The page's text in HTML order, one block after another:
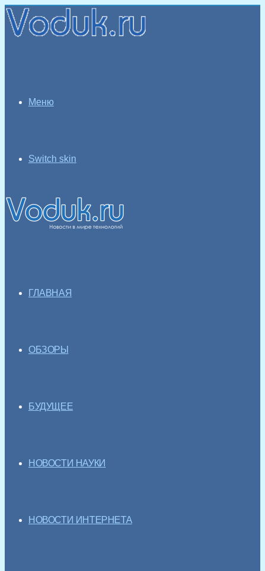
Меню
Switch skin
ГЛАВНАЯ
ОБЗОРЫ
БУДУЩЕЕ
НОВОСТИ НАУКИ
НОВОСТИ ИНТЕРНЕТА